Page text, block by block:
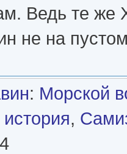
Ведь те же
не на
: Морской
,